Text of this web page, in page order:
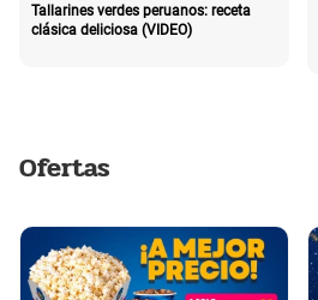
Tallarines verdes peruanos: receta
clásica deliciosa (VIDEO)
Ofertas